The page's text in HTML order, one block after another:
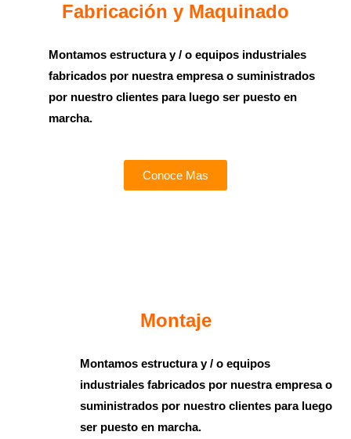
Fabricación y Maquinado
Montamos estructura y / o equipos industriales
fabricados por nuestra empresa o suministrados
por nuestro clientes para luego ser puesto en
marcha.
Conoce Mas
Montaje
Montamos estructura y / o equipos
industriales fabricados por nuestra empresa o
suministrados por nuestro clientes para luego
ser puesto en marcha.